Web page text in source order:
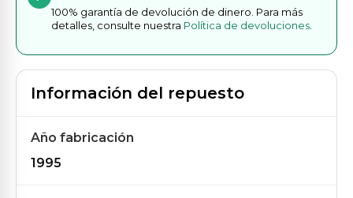
100% garantía de devolución de dinero. Para más
detalles, consulte nuestra Política de devoluciones
Información del repuesto
Año fabricación
1995